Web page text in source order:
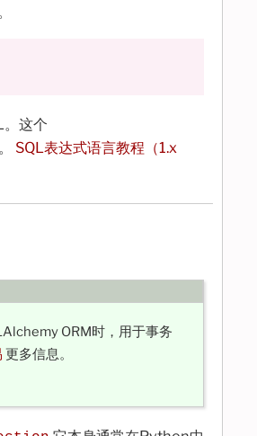
这个
SQL表达式语言教程（1.x
ORM时，用于事务
更多信息。